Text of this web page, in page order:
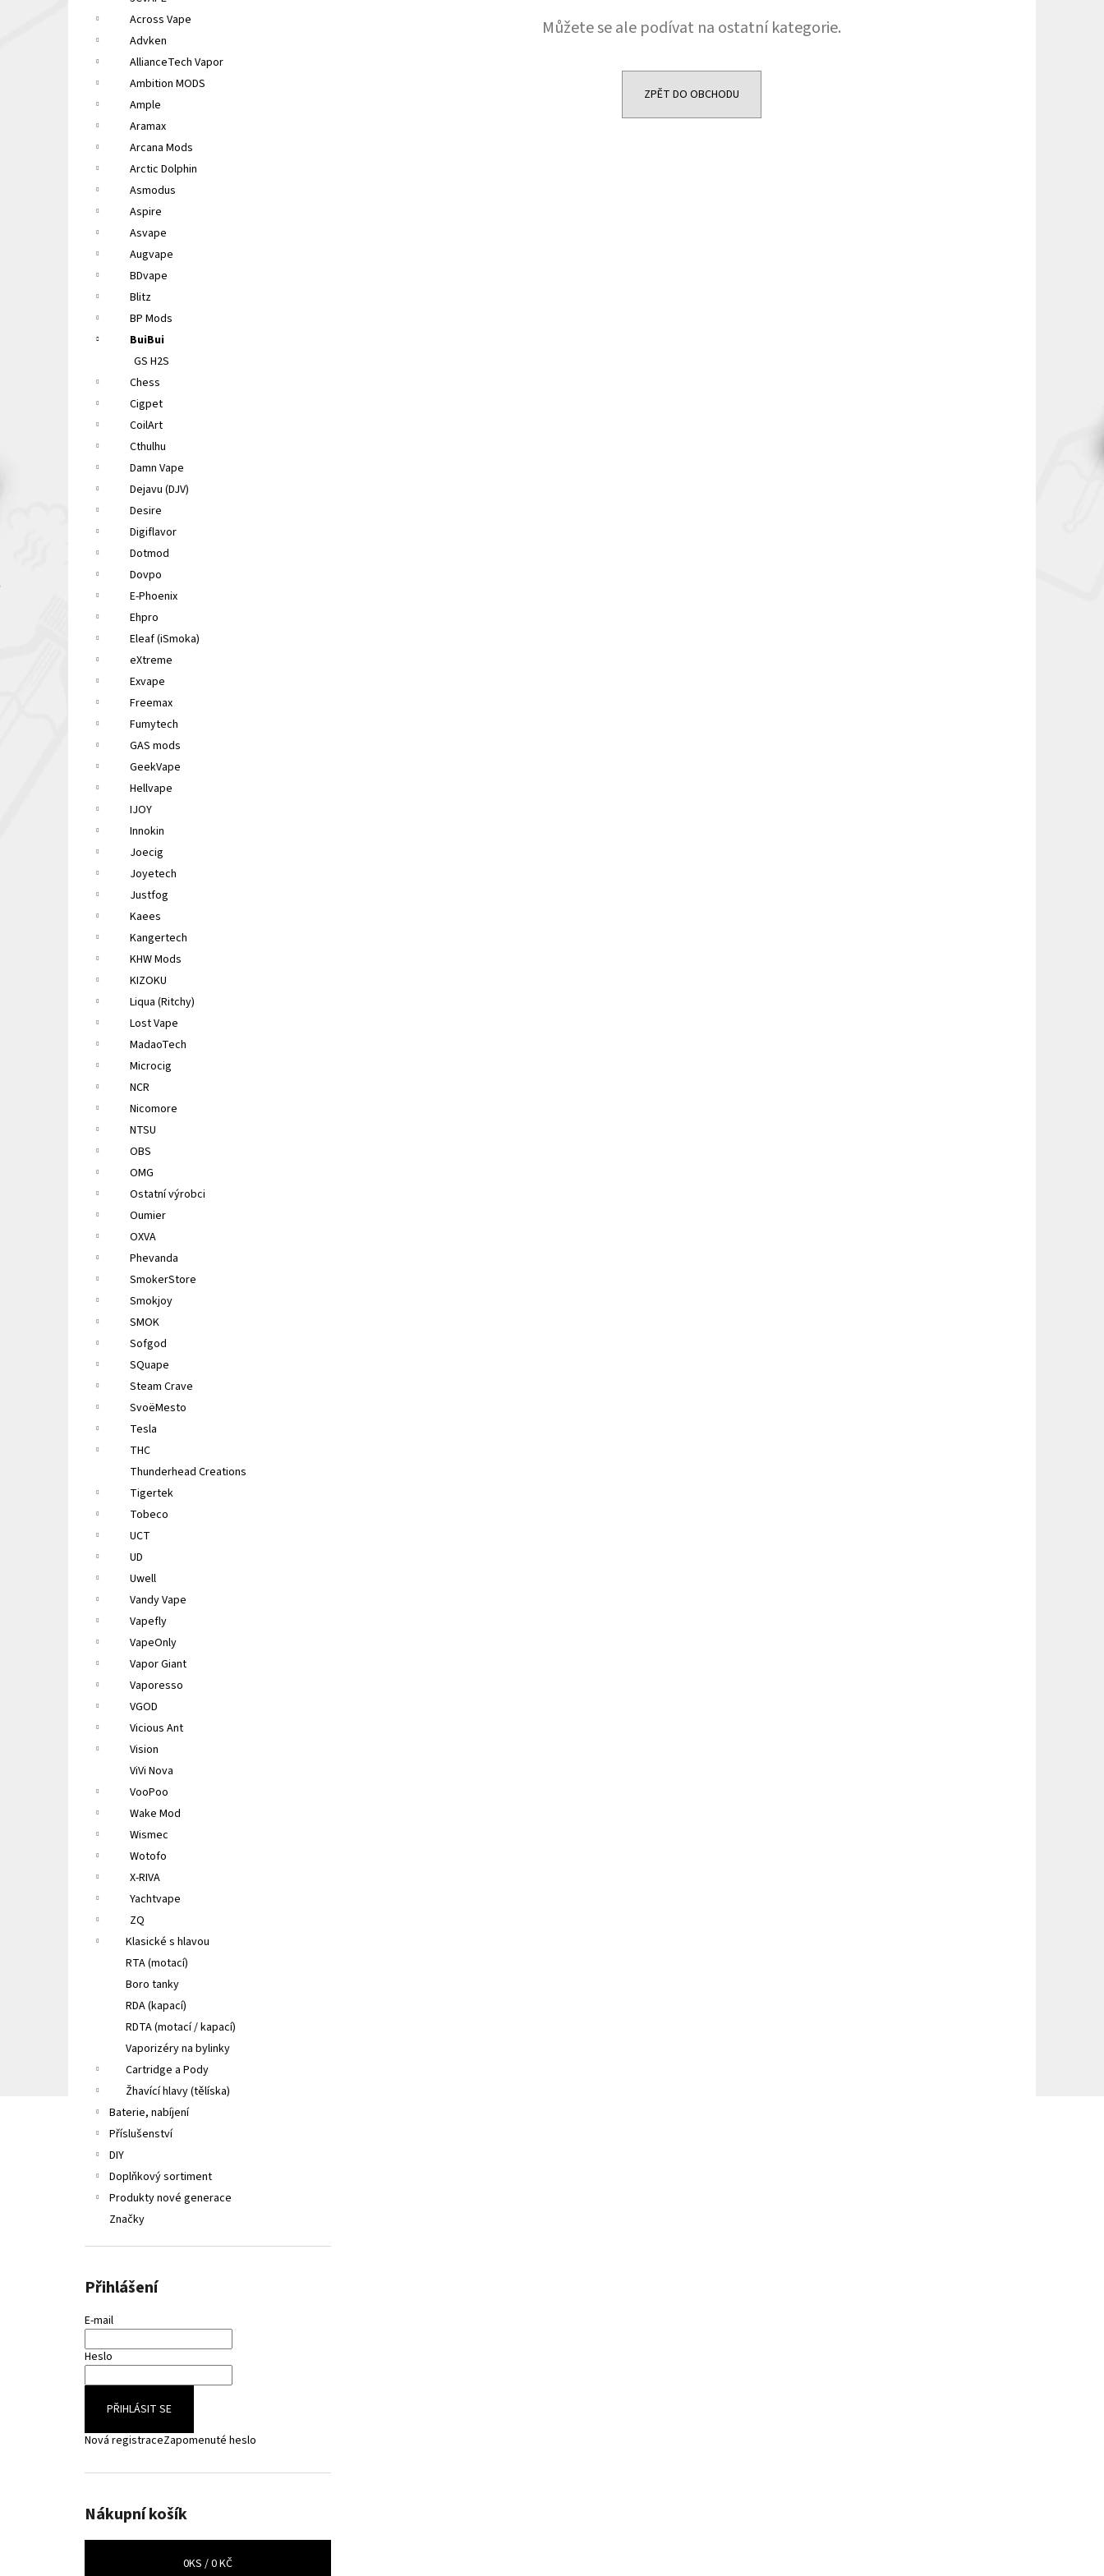
Across Vape
Advken
AllianceTech Vapor
Ambition MODS
Ample
Aramax
Arcana Mods
Arctic Dolphin
Asmodus
Aspire
Asvape
Augvape
BDvape
Blitz
BP Mods
BuiBui
GS H2S
Chess
Cigpet
CoilArt
Cthulhu
Damn Vape
Dejavu (DJV)
Desire
Digiflavor
Dotmod
Dovpo
E-Phoenix
Ehpro
Eleaf (iSmoka)
eXtreme
Exvape
Freemax
Fumytech
GAS mods
GeekVape
Hellvape
IJOY
Innokin
Joecig
Joyetech
Justfog
Kaees
Kangertech
KHW Mods
KIZOKU
Liqua (Ritchy)
Lost Vape
MadaoTech
Microcig
NCR
Nicomore
NTSU
OBS
OMG
Ostatní výrobci
Oumier
OXVA
Phevanda
SmokerStore
Smokjoy
SMOK
Sofgod
SQuape
Steam Crave
SvoëMesto
Tesla
THC
Thunderhead Creations
Tigertek
Tobeco
UCT
UD
Uwell
Vandy Vape
Vapefly
VapeOnly
Vapor Giant
Vaporesso
VGOD
Vicious Ant
Vision
ViVi Nova
VooPoo
Wake Mod
Wismec
Wotofo
X-RIVA
Yachtvape
ZQ
Klasické s hlavou
RTA (motací)
Boro tanky
RDA (kapací)
RDTA (motací / kapací)
Vaporizéry na bylinky
Cartridge a Pody
Žhavící hlavy (tělíska)
Baterie, nabíjení
Příslušenství
DIY
Doplňkový sortiment
Produkty nové generace
Značky
Přihlášení
E-mail
Heslo
PŘIHLÁSIT SE
Nová registraceZapomenuté heslo
Nákupní košík
0KS /0 KČ
Můžete se ale podívat na ostatní kategorie.
ZPĚT DO OBCHODU
149 Kč
Původně:165 Kč
159 Kč
Původně: